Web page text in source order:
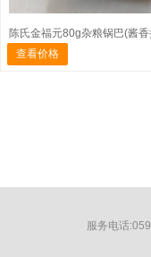
陈氏金福元80g杂粮锅巴(酱
查看价格
服务电话